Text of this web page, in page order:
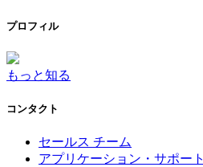
プロフィル
もっと知る
コンタクト
セールス チーム
アプリケーション・サポート